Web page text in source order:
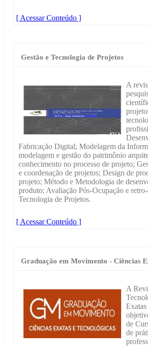
[ Acessar Conteúdo ]
Gestão e Tecnologia de Projetos
A
Fabricação Digital; Modelagem da
modelagem e gestão do patrimônio
conhecimento no processo de projeto;
e coordenação de projetos; Design de
projeto; Método e Metodologia de
produto; Avaliação Pós-Ocupação e
Tecnologia de Projetos.
[ Acessar Conteúdo ]
Graduação em Movimento - Ciências
A
de
de